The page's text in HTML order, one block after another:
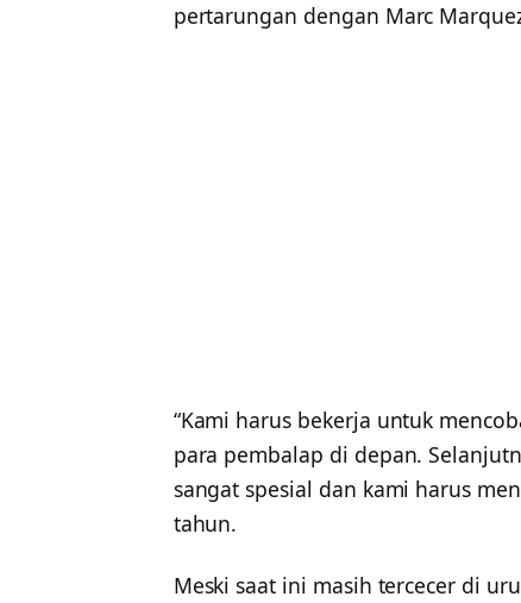
pertarungan dengan Marc
“Kami harus bekerja untuk
para pembalap di depan.
sangat spesial dan kami harus
tahun.
Meski saat ini masih tercecer di